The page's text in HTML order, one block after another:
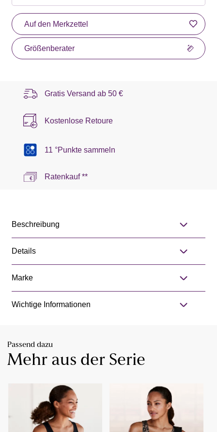
Auf den Merkzettel
Größenberater
Gratis Versand ab 50 €
Kostenlose Retoure
11 °Punkte sammeln
Ratenkauf **
Beschreibung
Details
Marke
Wichtige Informationen
Passend dazu
Mehr aus der Serie